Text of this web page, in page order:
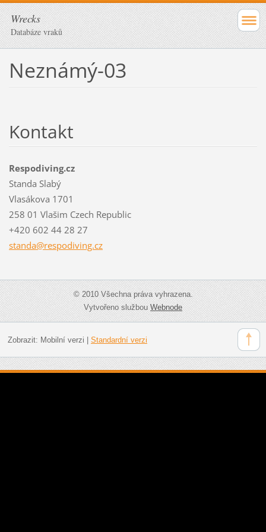
Wrecks
Databáze vraků
Neznámý-03
Kontakt
Respodiving.cz
Standa Slabý
Vlasákova 1701
258 01 Vlašim Czech Republic
+420 602 44 28 27
standa@respodiving.cz
© 2010 Všechna práva vyhrazena.
Vytvořeno službouWebnode
Zobrazit: Mobilní verzi Standardní verzi